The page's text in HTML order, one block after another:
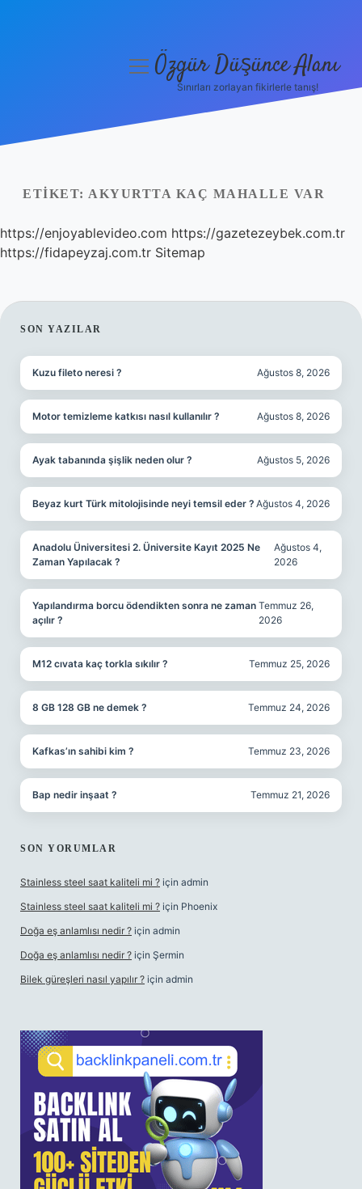
Yasal Uyarı
Hakkımızda
menüyüÖzgür Düşünce Alanı
Sınırları zorlayan fikirlerle tanış!
ETIKET: AKYURTTA KAÇ MAHALLE VAR
https://enjoyablevideo.com https://gazetezeybek.com.tr
https://fidapeyzaj.com.tr Sitemap
SIDEBAR
SON YAZILAR
Kuzu fileto neresi ? Ağustos 8, 2026
Motor temizleme katkısı nasıl kullanılır ? Ağustos 8, 2026
Ayak tabanında şişlik neden olur ? Ağustos 5, 2026
Beyaz kurt Türk mitolojisinde neyi temsil eder ? Ağustos 4, 2026
Anadolu Üniversitesi 2. Üniversite Kayıt 2025 Ne
Zaman Yapılacak ?
Ağustos 4,
2026
Yapılandırma borcu ödendikten sonra ne zaman
açılır ?
Temmuz 26,
2026
M12 cıvata kaç torkla sıkılır ? Temmuz 25, 2026
8 GB 128 GB ne demek ? Temmuz 24, 2026
Kafkas’ın sahibi kim ? Temmuz 23, 2026
Bap nedir inşaat ? Temmuz 21, 2026
SON YORUMLAR
Stainless steel saat kaliteli mi ? için admin
Stainless steel saat kaliteli mi ? için Phoenix
Doğa eş anlamlısı nedir ? için admin
Doğa eş anlamlısı nedir ? için Şermin
Bilek güreşleri nasıl yapılır ? için admin